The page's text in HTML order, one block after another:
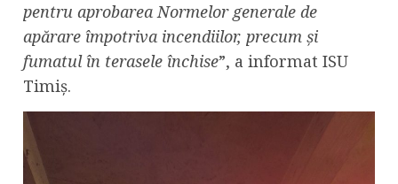
pentru aprobarea Normelor generale de
apărare împotriva incendiilor, precum și
fumatul în terasele închise”, a informat ISU
Timiș.